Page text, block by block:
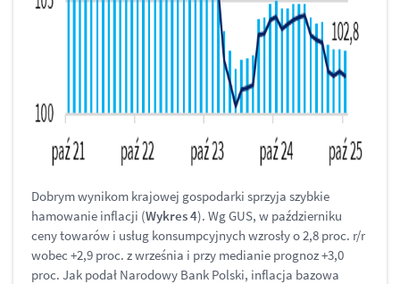
Dobrym wynikom krajowej gospodarki sprzyja szybkie
hamowanie inflacji (Wykres 4). Wg GUS, w październiku
ceny towarów i usług konsumpcyjnych wzrosły o 2,8 proc. r/r
wobec +2,9 proc. z września i przy medianie prognoz +3,0
proc. Jak podał Narodowy Bank Polski, inflacja bazowa